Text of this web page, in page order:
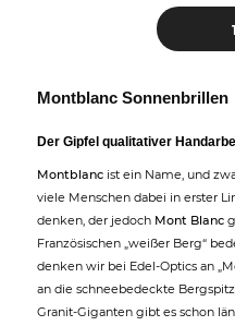
Montblanc Sonnenbrillen
Der Gipfel qualitativer
Montblanc ist ein Name, und
viele Menschen dabei in erster
denken, der jedoch Mont Blanc
Französischen „weißer Berg“
denken wir bei Edel-Optics an
an die schneebedeckte
Granit-Giganten gibt es schon